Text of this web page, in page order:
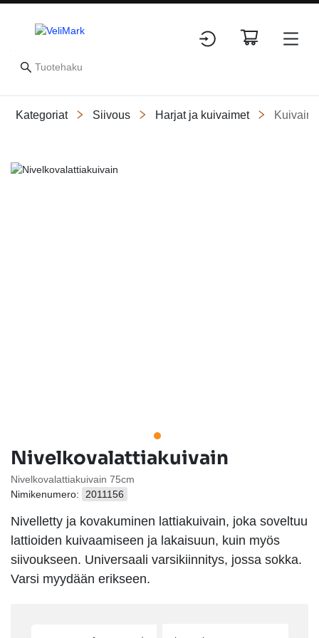
Kategoriat Siivous Harjat ja kuivaimet
Slide 1 of 1
Nivelkovalattiakuivain
Nivelkovalattiakuivain 75cm
Nimikenumero:
2011156
Nivelletty ja kovakuminen lattiakuivain, joka soveltuu
lattioiden kuivaamiseen ja lakaisuun, kuin myös
siivoukseen. Universaali varsikiinnitys, jossa sokka.
Varsi myydään erikseen.